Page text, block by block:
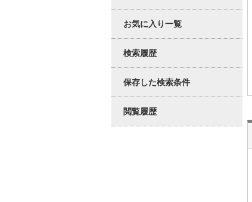
お気に入り一覧
検索履歴
保存した検索条件
閲覧履歴